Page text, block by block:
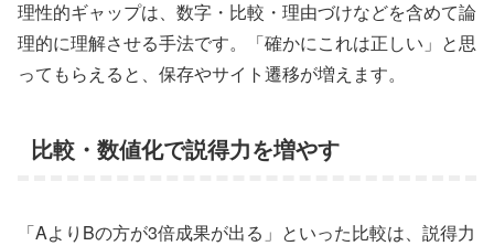
理性的ギャップは、数字・比較・理由づけなどを含めて論
理的に理解させる手法です。「確かにこれは正しい」と思
ってもらえると、保存やサイト遷移が増えます。
比較・数値化で説得力を増やす
「AよりBの方が3倍成果が出る」といった比較は、説得力